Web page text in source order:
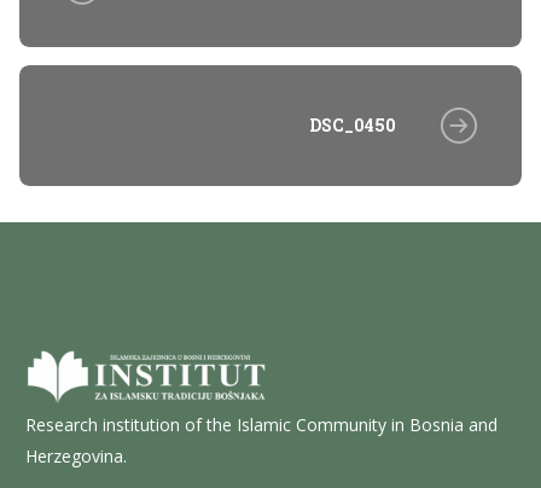
DSC_0450
Research institution of the Islamic Community in Bosnia and
Herzegovina.